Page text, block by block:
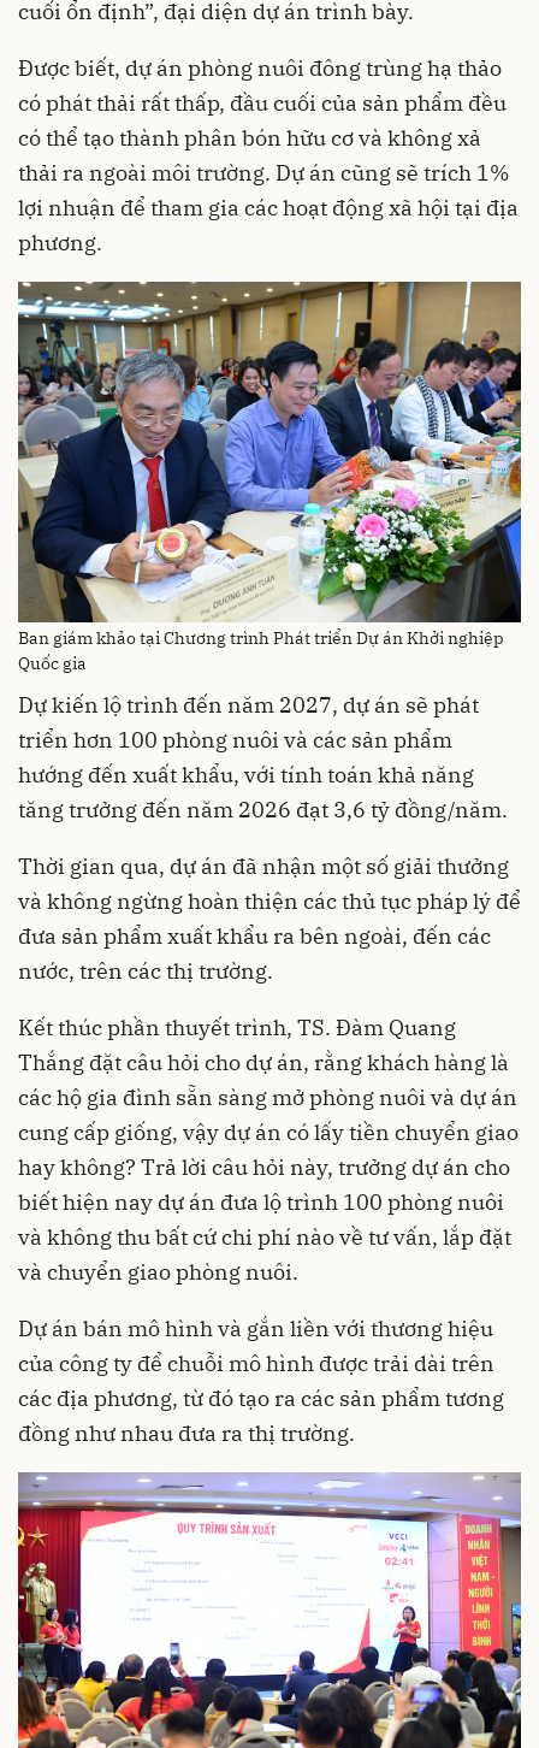
cuối ổn định”, đại diện dự án trình bày.
Được biết, dự án phòng nuôi đông trùng hạ thảo
có phát thải rất thấp, đầu cuối của sản phẩm đều
có thể tạo thành phân bón hữu cơ và không xả
thải ra ngoài môi trường. Dự án cũng sẽ trích 1%
lợi nhuận để tham gia các hoạt động xã hội tại địa
phương.
Ban giám khảo tại Chương trình Phát triển Dự án Khởi nghiệp
Quốc gia
Dự kiến lộ trình đến năm 2027, dự án sẽ phát
triển hơn 100 phòng nuôi và các sản phẩm
hướng đến xuất khẩu, với tính toán khả năng
tăng trưởng đến năm 2026 đạt 3,6 tỷ đồng/năm.
Thời gian qua, dự án đã nhận một số giải thưởng
và không ngừng hoàn thiện các thủ tục pháp lý để
đưa sản phẩm xuất khẩu ra bên ngoài, đến các
nước, trên các thị trường.
Kết thúc phần thuyết trình, TS. Đàm Quang
Thắng đặt câu hỏi cho dự án, rằng khách hàng là
các hộ gia đình sẵn sàng mở phòng nuôi và dự án
cung cấp giống, vậy dự án có lấy tiền chuyển giao
hay không? Trả lời câu hỏi này, trưởng dự án cho
biết hiện nay dự án đưa lộ trình 100 phòng nuôi
và không thu bất cứ chi phí nào về tư vấn, lắp đặt
và chuyển giao phòng nuôi.
Dự án bán mô hình và gắn liền với thương hiệu
của công ty để chuỗi mô hình được trải dài trên
các địa phương, từ đó tạo ra các sản phẩm tương
đồng như nhau đưa ra thị trường.